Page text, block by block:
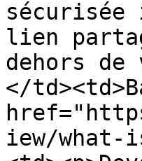
lien
dehors
</
iew/what-